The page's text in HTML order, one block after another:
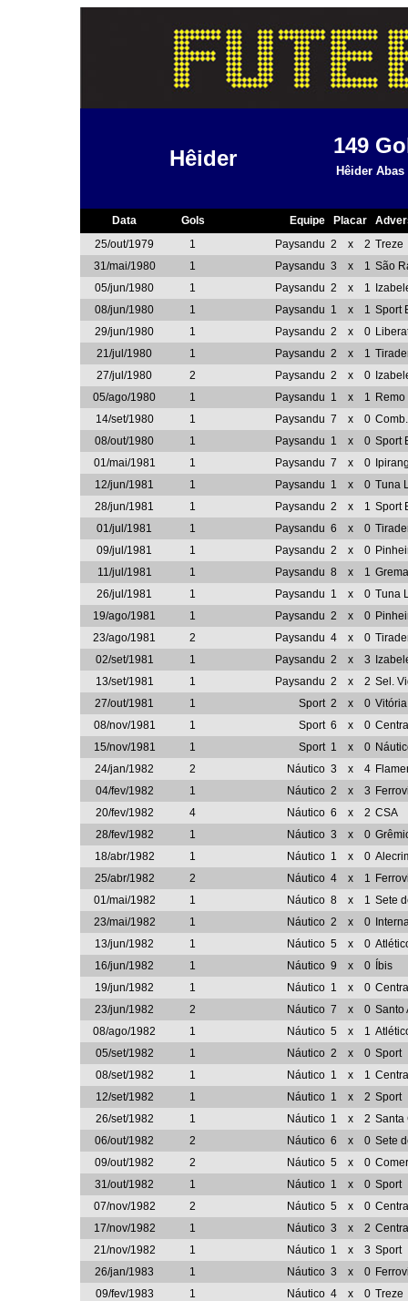
Hêider
149
Hêider
Data Gols Equipe Placar
25/out/1979
1 Paysandu 2 x 2 Treze
31/mai/1980
1 Paysandu 3 x 1 São
05/jun/1980
1 Paysandu 2 x 1
08/jun/1980
1 Paysandu 1 x 1 Sport
29/jun/1980
1 Paysandu 2 x 0
21/jul/1980
1 Paysandu 2 x 1
27/jul/1980
2 Paysandu 2 x 0
05/ago/1980
1 Paysandu 1 x 1 Remo
14/set/1980
1 Paysandu 7 x 0
08/out/1980
1 Paysandu 1 x 0 Sport
01/mai/1981
1 Paysandu 7 x 0
12/jun/1981
1 Paysandu 1 x 0 Tuna
28/jun/1981
1 Paysandu 2 x 1 Sport
01/jul/1981
1 Paysandu 6 x 0
09/jul/1981
1 Paysandu 2 x 0
11/jul/1981
1 Paysandu 8 x 1
26/jul/1981
1 Paysandu 1 x 0 Tuna
19/ago/1981
1 Paysandu 2 x 0
23/ago/1981
2 Paysandu 4 x 0
02/set/1981
1 Paysandu 2 x 3
13/set/1981
1 Paysandu 2 x 2 Sel.
27/out/1981
1 Sport 2 x 0 Vitória
08/nov/1981
1 Sport 6 x 0
15/nov/1981
1 Sport 1 x 0
24/jan/1982
2 Náutico 3 x 4
04/fev/1982
1 Náutico 2 x 3
20/fev/1982
4 Náutico 6 x 2 CSA
28/fev/1982
1 Náutico 3 x 0
18/abr/1982
1 Náutico 1 x 0
25/abr/1982
2 Náutico 4 x 1
01/mai/1982
1 Náutico 8 x 1 Sete
23/mai/1982
1 Náutico 2 x 0
13/jun/1982
1 Náutico 5 x 0
16/jun/1982
1 Náutico 9 x 0
Íbis
19/jun/1982
1 Náutico 1 x 0
23/jun/1982
2 Náutico 7 x 0 Santo
08/ago/1982
1 Náutico 5 x 1
05/set/1982
1 Náutico 2 x 0 Sport
08/set/1982
1 Náutico 1 x 1
12/set/1982
1 Náutico 1 x 2 Sport
26/set/1982
1 Náutico 1 x 2 Santa
06/out/1982
2 Náutico 6 x 0 Sete
09/out/1982
2 Náutico 5 x 0
31/out/1982
1 Náutico 1 x 0 Sport
07/nov/1982
2 Náutico 5 x 0
17/nov/1982
1 Náutico 3 x 2
21/nov/1982
1 Náutico 1 x 3 Sport
26/jan/1983
1 Náutico 3 x 0
09/fev/1983
1 Náutico 4 x 0 Treze